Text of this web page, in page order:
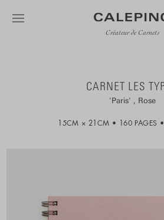
Créateur de Carnets
CARNET LES
Paris Rose
15CM × 21CM 160 PAGES